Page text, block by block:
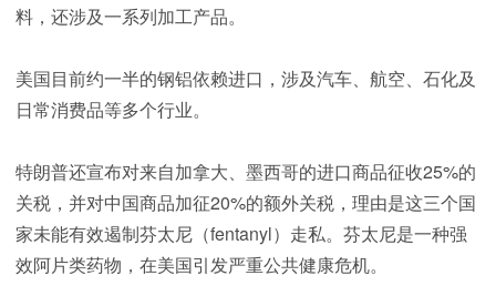
料，还涉及一系列加工产品。
美国目前约一半的钢铝依赖进口，涉及汽车、航空、石化及
日常消费品等多个行业。
特朗普还宣布对来自加拿大、墨西哥的进口商品征收25%的
关税，并对中国商品加征20%的额外关税，理由是这三个国
家未能有效遏制芬太尼（fentanyl）走私。芬太尼是一种强
效阿片类药物，在美国引发严重公共健康危机。